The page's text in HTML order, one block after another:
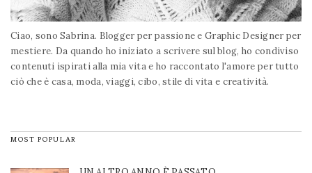
Ciao, sono Sabrina. Blogger per passione e Graphic Designer per
mestiere. Da quando ho iniziato a scrivere sul blog, ho condiviso
contenuti ispirati alla mia vita e ho raccontato l'amore per tutto
ciò che è casa, moda, viaggi, cibo, stile di vita e creatività.
MOST POPULAR